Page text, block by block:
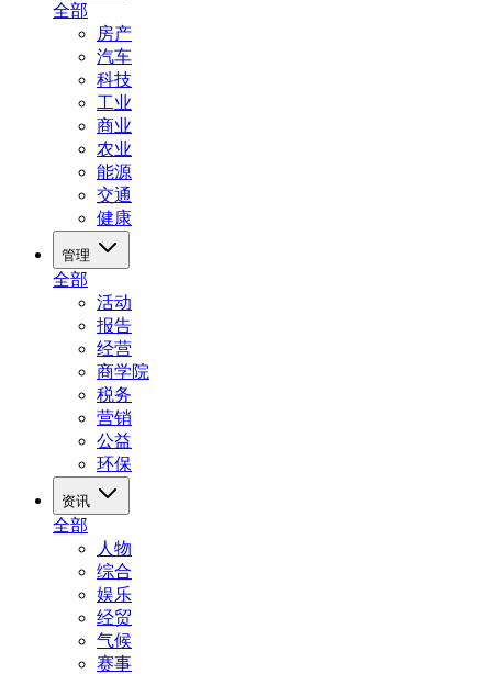
全部
房产
汽车
科技
工业
商业
农业
能源
交通
健康
管理
全部
活动
报告
经营
商学院
税务
营销
公益
环保
资讯
全部
人物
综合
娱乐
经贸
气候
赛事